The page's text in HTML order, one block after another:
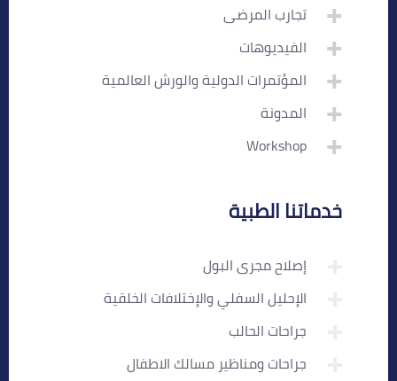
تجارب المرضى
الفيديوهات
المؤتمرات الدولية والورش العالمية
المدونة
Workshop
خدماتنا الطبية
إصلاح مجرى البول
الإحليل السفلي والإختلافات الخلقية
جراحات الحالب
جراحات ومناظير مسالك الاطفال